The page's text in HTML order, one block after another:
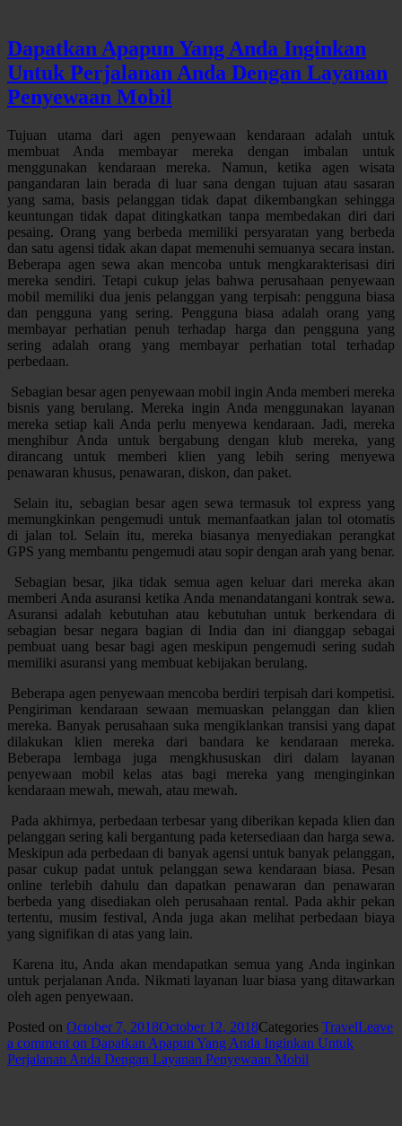
Dapatkan Apapun Yang Anda Inginkan
Untuk Perjalanan Anda Dengan Layanan
Penyewaan Mobil
Tujuan utama dari agen penyewaan kendaraan adalah untuk
membuat Anda membayar mereka dengan imbalan untuk
menggunakan kendaraan mereka. Namun, ketika agen wisata
pangandaran lain berada di luar sana dengan tujuan atau sasaran
yang sama, basis pelanggan tidak dapat dikembangkan sehingga
keuntungan tidak dapat ditingkatkan tanpa membedakan diri dari
pesaing. Orang yang berbeda memiliki persyaratan yang berbeda
dan satu agensi tidak akan dapat memenuhi semuanya secara instan.
Beberapa agen sewa akan mencoba untuk mengkarakterisasi diri
mereka sendiri. Tetapi cukup jelas bahwa perusahaan penyewaan
mobil memiliki dua jenis pelanggan yang terpisah: pengguna biasa
dan pengguna yang sering. Pengguna biasa adalah orang yang
membayar perhatian penuh terhadap harga dan pengguna yang
sering adalah orang yang membayar perhatian total terhadap
perbedaan.
Sebagian besar agen penyewaan mobil ingin Anda memberi mereka
bisnis yang berulang. Mereka ingin Anda menggunakan layanan
mereka setiap kali Anda perlu menyewa kendaraan. Jadi, mereka
menghibur Anda untuk bergabung dengan klub mereka, yang
dirancang untuk memberi klien yang lebih sering menyewa
penawaran khusus, penawaran, diskon, dan paket.
Selain itu, sebagian besar agen sewa termasuk tol express yang
memungkinkan pengemudi untuk memanfaatkan jalan tol otomatis
di jalan tol. Selain itu, mereka biasanya menyediakan perangkat
GPS yang membantu pengemudi atau sopir dengan arah yang benar.
Sebagian besar, jika tidak semua agen keluar dari mereka akan
memberi Anda asuransi ketika Anda menandatangani kontrak sewa.
Asuransi adalah kebutuhan atau kebutuhan untuk berkendara di
sebagian besar negara bagian di India dan ini dianggap sebagai
pembuat uang besar bagi agen meskipun pengemudi sering sudah
memiliki asuransi yang membuat kebijakan berulang.
Beberapa agen penyewaan mencoba berdiri terpisah dari kompetisi.
Pengiriman kendaraan sewaan memuaskan pelanggan dan klien
mereka. Banyak perusahaan suka mengiklankan transisi yang dapat
dilakukan klien mereka dari bandara ke kendaraan mereka.
Beberapa lembaga juga mengkhususkan diri dalam layanan
penyewaan mobil kelas atas bagi mereka yang menginginkan
kendaraan mewah, mewah, atau mewah.
Pada akhirnya, perbedaan terbesar yang diberikan kepada klien dan
pelanggan sering kali bergantung pada ketersediaan dan harga sewa.
Meskipun ada perbedaan di banyak agensi untuk banyak pelanggan,
pasar cukup padat untuk pelanggan sewa kendaraan biasa. Pesan
online terlebih dahulu dan dapatkan penawaran dan penawaran
berbeda yang disediakan oleh perusahaan rental. Pada akhir pekan
tertentu, musim festival, Anda juga akan melihat perbedaan biaya
yang signifikan di atas yang lain.
Karena itu, Anda akan mendapatkan semua yang Anda inginkan
untuk perjalanan Anda. Nikmati layanan luar biasa yang ditawarkan
oleh agen penyewaan.
Posted on October 7, 2018October 12, 2018Categories TravelLeave
a comment on Dapatkan Apapun Yang Anda Inginkan Untuk
Perjalanan Anda Dengan Layanan Penyewaan Mobil